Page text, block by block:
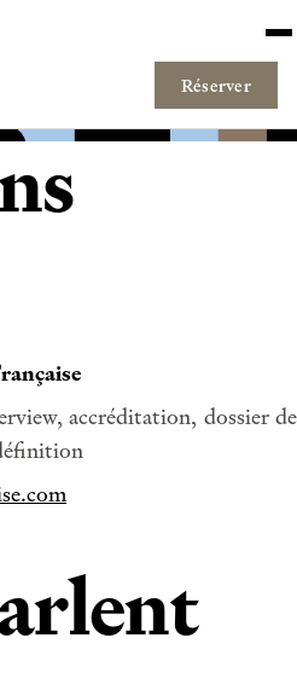
Réserver
accréditation, dossier de